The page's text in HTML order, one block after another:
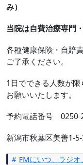
み）
当院は自費治療専門
各種健康保険・自賠
ご了承ください。
1日でできる人数が
お願いいたします。
予約電話番号 0250-
新潟市秋葉区美善1-
FMにいつ、ラジ